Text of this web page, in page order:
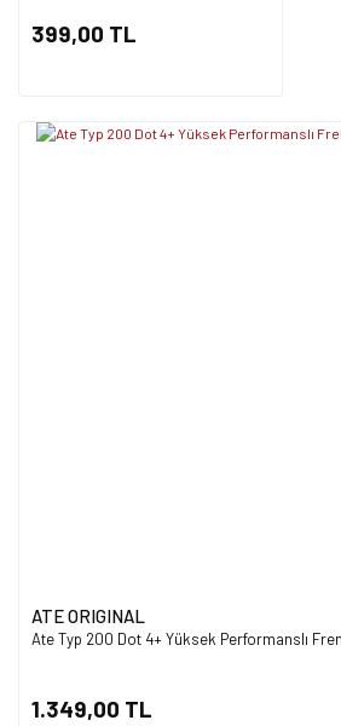
399,00 TL
ATE ORIGINAL
Ate Typ 200 Dot 4+ Yüksek Performanslı
1.349,00 TL